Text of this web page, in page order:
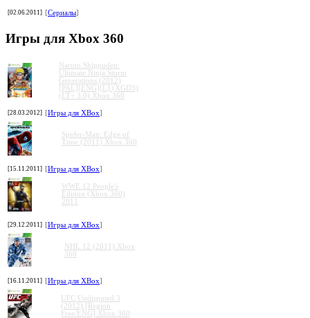
[02.06.2011] [Сериалы]
Игры для Xbox 360
Naruto Shippuden:
Ultimate Ninja Storm
Generations (2012)
[PAL][ENG][L] (XGD3)
(LT+ 3.0) Xbox 360
[28.03.2012] [Игры для XBox]
Spider-Man: Edge of
Time (2011) Xbox 360
[15.11.2011] [Игры для XBox]
WWE 12 People's
Edition (Xbox 360)
2011
[29.12.2011] [Игры для XBox]
NHL 12 (2011) Xbox
360
[16.11.2011] [Игры для XBox]
UFC Undisputed 3
(2012) [Region
Free/ENG] Xbox 360